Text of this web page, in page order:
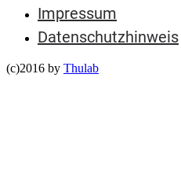
Impressum
Datenschutzhinweis
(c)2016 by Thulab